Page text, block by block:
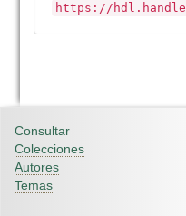
https://
Consultar
Colecciones
Autores
Temas